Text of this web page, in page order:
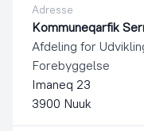
Adresse
Kommuneqarfik
Afdeling for
Forebyggelse
Imaneq 23
3900 Nuuk